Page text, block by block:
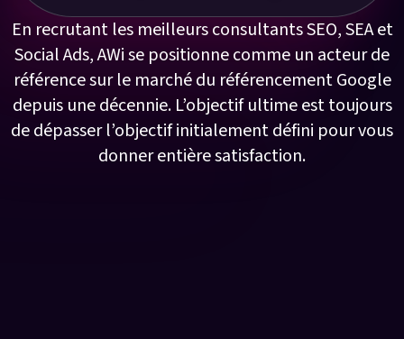
En recrutant les meilleurs consultants SEO, SEA et
Social Ads, AWi se positionne comme un acteur de
référence sur le marché du référencement Google
depuis une décennie. L’objectif ultime est toujours
de dépasser l’objectif initialement défini pour vous
donner entière satisfaction.